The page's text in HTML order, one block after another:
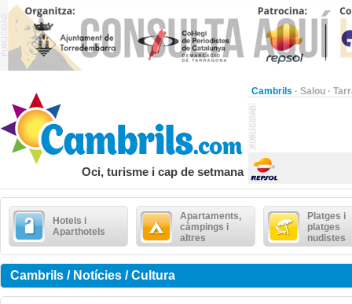
Cambrils · Salou ·
Oci, turisme i cap de setmana
Hotels i
Aparthotels
Apartaments,
càmpings i
altres
Platges i
platges
nudistes
Cambrils / Notícies / Cultura